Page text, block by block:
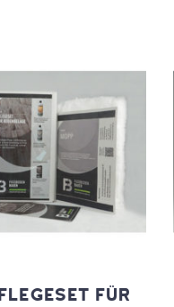
FÜR